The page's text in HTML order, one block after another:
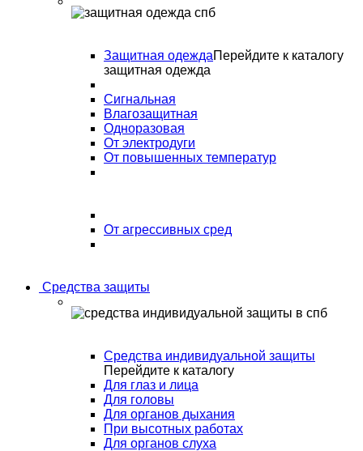
Защитная одеждаПерейдите к каталогу
защитная одежда
Сигнальная
Влагозащитная
Одноразовая
От электродуги
От повышенных температур
От агрессивных сред
Средства защиты
Средства индивидуальной защиты
Перейдите к каталогу
Для глаз и лица
Для головы
Для органов дыхания
При высотных работах
Для органов слуха